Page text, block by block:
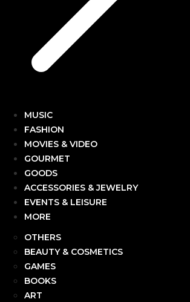
MUSIC
FASHION
MOVIES & VIDEO
GOURMET
GOODS
ACCESSORIES & JEWELRY
EVENTS & LEISURE
MORE
OTHERS
BEAUTY & COSMETICS
GAMES
BOOKS
ART